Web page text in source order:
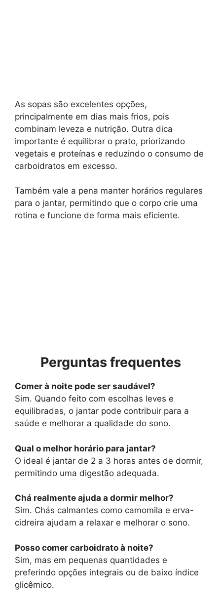
As sopas são excelentes opções,
principalmente em dias mais frios, pois
combinam leveza e nutrição. Outra dica
importante é equilibrar o prato, priorizando
vegetais e proteínas e reduzindo o consumo de
carboidratos em excesso.
Também vale a pena manter horários regulares
para o jantar, permitindo que o corpo crie uma
rotina e funcione de forma mais eficiente.
Perguntas frequentes
Comer à noite pode ser saudável?
Sim. Quando feito com escolhas leves e
equilibradas, o jantar pode contribuir para a
saúde e melhorar a qualidade do sono.
Qual o melhor horário para jantar?
O ideal é jantar de 2 a 3 horas antes de dormir,
permitindo uma digestão adequada.
Chá realmente ajuda a dormir melhor?
Sim. Chás calmantes como camomila e erva-
cidreira ajudam a relaxar e melhorar o sono.
Posso comer carboidrato à noite?
Sim, mas em pequenas quantidades e
preferindo opções integrais ou de baixo índice
glicêmico.